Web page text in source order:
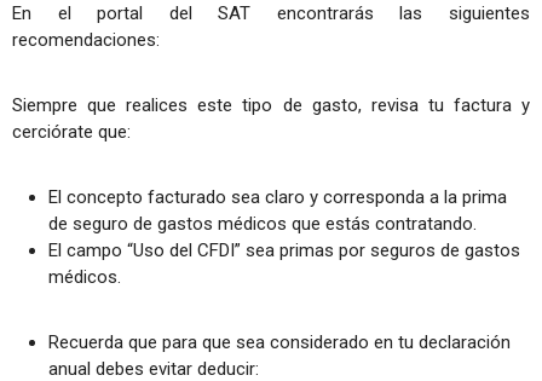
En el portal del SAT encontrarás las siguientes
recomendaciones:
Siempre que realices este tipo de gasto, revisa tu factura y
cerciórate que:
El concepto facturado sea claro y corresponda a la prima
de seguro de gastos médicos que estás contratando.
El campo “Uso del CFDI” sea primas por seguros de gastos
médicos.
Recuerda que para que sea considerado en tu declaración
anual debes evitar deducir: